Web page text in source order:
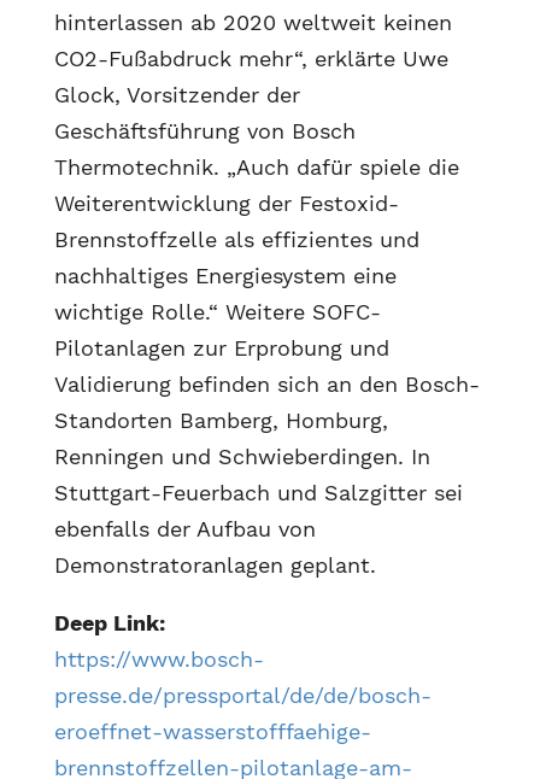
hinterlassen ab 2020 weltweit keinen
CO2-Fußabdruck mehr“, erklärte Uwe
Glock, Vorsitzender der
Geschäftsführung von Bosch
Thermotechnik. „Auch dafür spiele die
Weiterentwicklung der Festoxid-
Brennstoffzelle als effizientes und
nachhaltiges Energiesystem eine
wichtige Rolle.“ Weitere SOFC-
Pilotanlagen zur Erprobung und
Validierung befinden sich an den Bosch-
Standorten Bamberg, Homburg,
Renningen und Schwieberdingen. In
Stuttgart-Feuerbach und Salzgitter sei
ebenfalls der Aufbau von
Demonstratoranlagen geplant.
Deep Link:
https://www.bosch-
presse.de/pressportal/de/de/bosch-
eroeffnet-wasserstofffaehige-
brennstoffzellen-pilotanlage-am-